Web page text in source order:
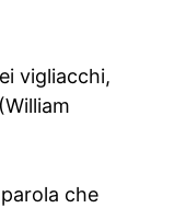
vigliacchi,
che